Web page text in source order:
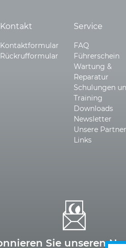
Kontakt
Kontaktformular
Rückrufformular
Service
FAQ
Führerschein
Wartung &
Reparatur
Schulungen
Training
Downloads
Newsletter
Unsere
Links
Sie unseren